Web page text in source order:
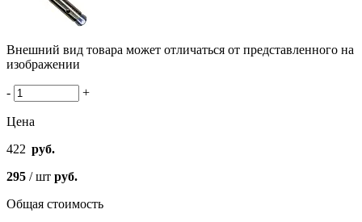
Внешний вид товара может отличаться от представленного на
изображении
- +
Цена
422 руб.
295 / шт руб.
Общая стоимость